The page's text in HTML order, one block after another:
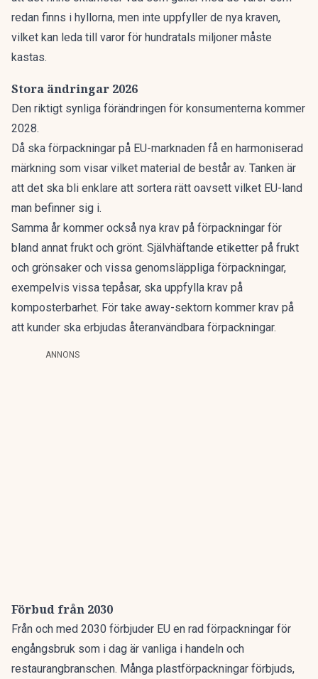
redan finns i hyllorna, men inte uppfyller de nya kraven,
vilket kan leda till varor för hundratals miljoner måste
kastas.
Stora ändringar 2026
Den riktigt synliga förändringen för konsumenterna kommer
2028.
Då ska förpackningar på EU-marknaden få en harmoniserad
märkning som visar vilket material de består av. Tanken är
att det ska bli enklare att sortera rätt oavsett vilket EU-land
man befinner sig i.
Samma år kommer också nya krav på förpackningar för
bland annat frukt och grönt. Självhäftande etiketter på frukt
och grönsaker och vissa genomsläppliga förpackningar,
exempelvis vissa tepåsar, ska uppfylla krav på
komposterbarhet. För take away-sektorn kommer krav på
att kunder ska erbjudas återanvändbara förpackningar.
ANNONS
Förbud från 2030
Från och med 2030 förbjuder EU en rad förpackningar för
engångsbruk som i dag är vanliga i handeln och
restaurangbranschen. Många plastförpackningar förbjuds,